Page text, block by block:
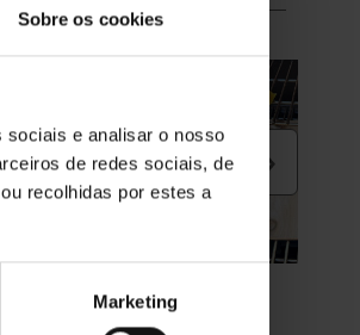
Sobre os cookies
sociais e analisar o nosso
de redes sociais, de
recolhidas por estes a
Marketing